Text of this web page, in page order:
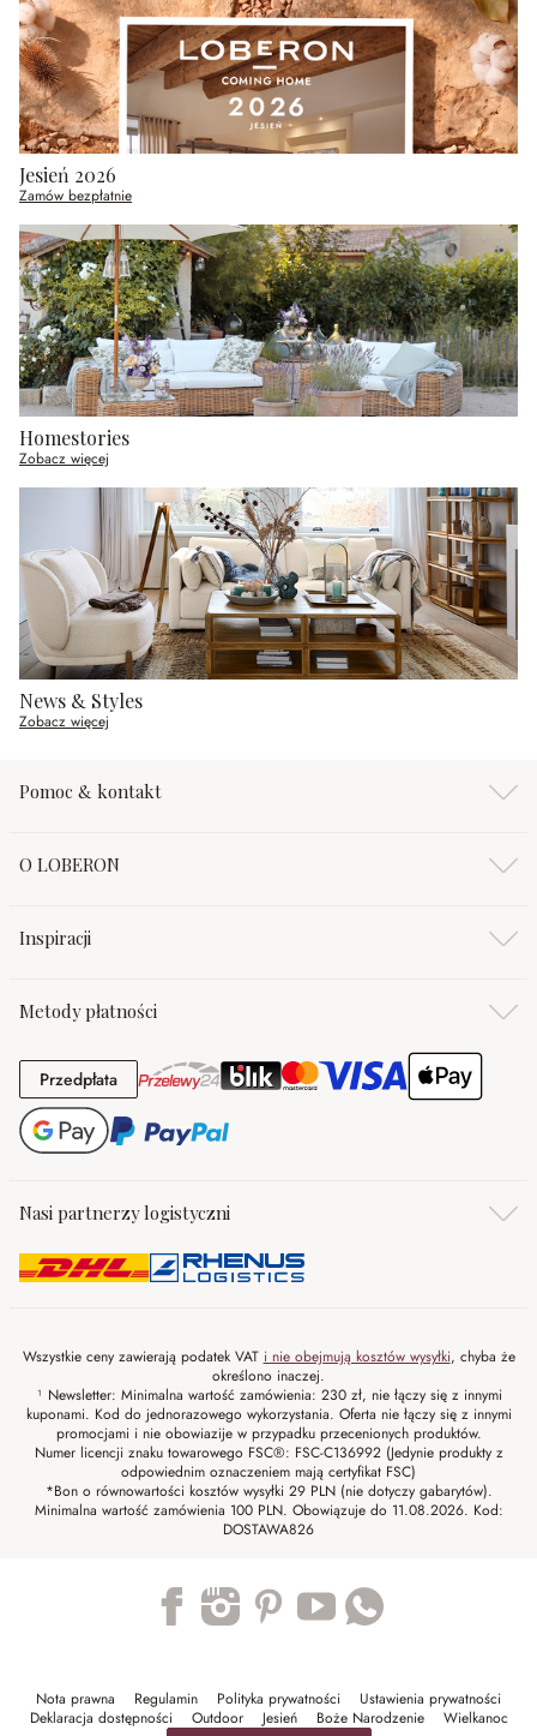
Jesień 2026
Zamów bezpłatnie
Homestories
Zobacz więcej
News & Styles
Zobacz więcej
Pomoc & kontakt
O LOBERON
Inspiracji
Metody płatności
PrzedpłataPrzedpłata
Nasi partnerzy logistyczni
Wszystkie ceny zawierają podatek VAT i nie obejmują kosztów wysyłki, chyba że
określono inaczej.
¹ Newsletter: Minimalna wartość zamówienia: 230 zł, nie łączy się z innymi
kuponami. Kod do jednorazowego wykorzystania. Oferta nie łączy się z innymi
promocjami i nie obowiazije w przypadku przecenionych produktów.
Numer licencji znaku towarowego FSC®: FSC-C136992 (Jedynie produkty z
odpowiednim oznaczeniem mają certyfikat FSC)
*Bon o równowartości kosztów wysyłki 29 PLN (nie dotyczy gabarytów).
Minimalna wartość zamówienia 100 PLN. Obowiązuje do 11.08.2026. Kod:
DOSTAWA826
Nota prawna Regulamin Polityka prywatności
Ustawienia prywatności
Deklaracja dostępności
Outdoor Jesień Boże Narodzenie Wielkanoc